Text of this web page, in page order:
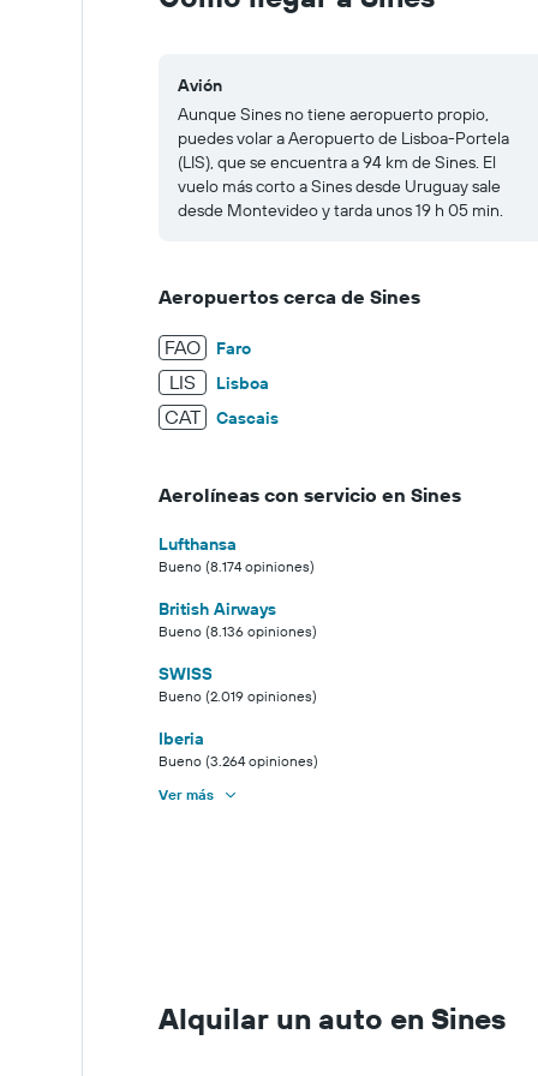
300.
Avión
Aunque Sines no tiene aeropuerto propio,
puedes volar a Aeropuerto de Lisboa-Portela
(LIS), que se encuentra a 94 km de Sines. El
vuelo más corto a Sines desde Uruguay sale
desde Montevideo y tarda unos 19 h 05 min.
Aeropuertos cerca de Sines
FAO Faro
LIS Lisboa
CAT Cascais
Aerolíneas con servicio en Sines
Lufthansa
Bueno (8.174 opiniones)
British Airways
Bueno (8.136 opiniones)
SWISS
Bueno (2.019 opiniones)
Iberia
Bueno (3.264 opiniones)
Ver más
Alquilar un auto en Sines